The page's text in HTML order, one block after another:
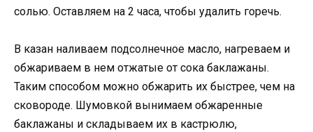
солью. Оставляем на 2 часа, чтобы удалить горечь.
В казан наливаем подсолнечное масло, нагреваем и
обжариваем в нем отжатые от сока баклажаны.
Таким способом можно обжарить их быстрее, чем на
сковороде. Шумовкой вынимаем обжаренные
баклажаны и складываем их в кастрюлю,